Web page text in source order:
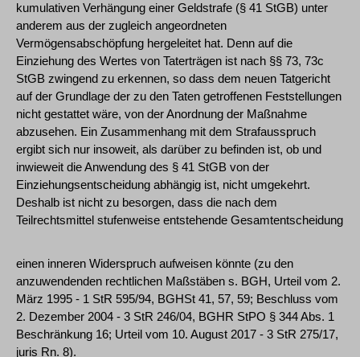
kumulativen Verhängung einer Geldstrafe (§ 41 StGB) unter
anderem aus der zugleich angeordneten
Vermögensabschöpfung hergeleitet hat. Denn auf die
Einziehung des Wertes von Taterträgen ist nach §§ 73, 73c
StGB zwingend zu erkennen, so dass dem neuen Tatgericht
auf der Grundlage der zu den Taten getroffenen Feststellungen
nicht gestattet wäre, von der Anordnung der Maßnahme
abzusehen. Ein Zusammenhang mit dem Strafausspruch
ergibt sich nur insoweit, als darüber zu befinden ist, ob und
inwieweit die Anwendung des § 41 StGB von der
Einziehungsentscheidung abhängig ist, nicht umgekehrt.
Deshalb ist nicht zu besorgen, dass die nach dem
Teilrechtsmittel stufenweise entstehende Gesamtentscheidung
einen inneren Widerspruch aufweisen könnte (zu den
anzuwendenden rechtlichen Maßstäben s. BGH, Urteil vom 2.
März 1995 - 1 StR 595/94, BGHSt 41, 57, 59; Beschluss vom
2. Dezember 2004 - 3 StR 246/04, BGHR StPO § 344 Abs. 1
Beschränkung 16; Urteil vom 10. August 2017 - 3 StR 275/17,
juris Rn. 8).